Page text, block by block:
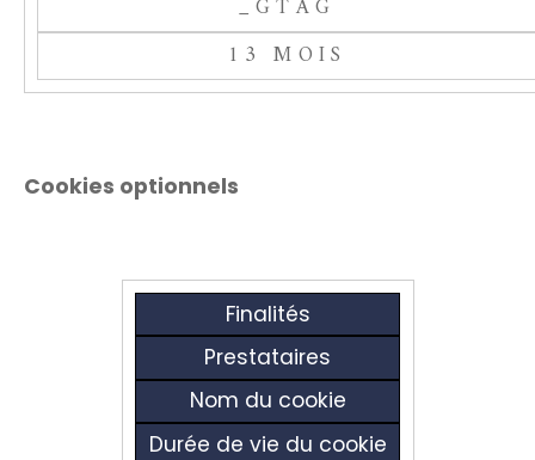
_GTAG
13 MOIS
Cookies optionnels
Finalités
Prestataires
Nom du cookie
Durée de vie du cookie